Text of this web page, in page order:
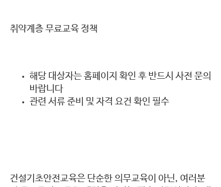
취약계층 무료교육 정책
해당 대상자는 홈페이지 확인 후 반드시 사전 문의
바랍니다
관련 서류 준비 및 자격 요건 확인 필수
건설기초안전교육은 단순한 의무교육이 아닌, 여러분